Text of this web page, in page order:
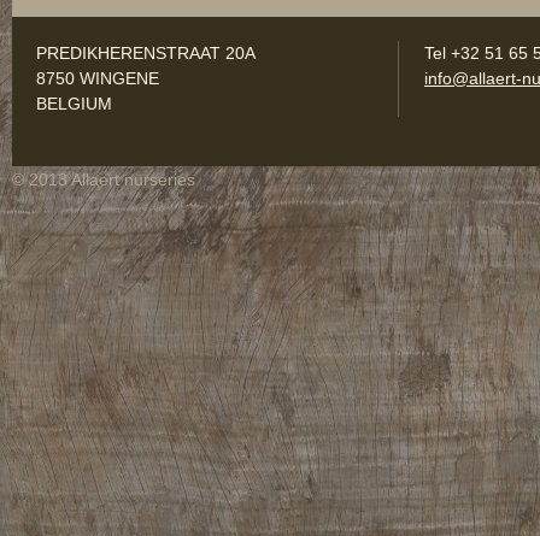
PREDIKHERENSTRAAT 20A
8750 WINGENE
BELGIUM
Tel +32 51 65
info@allaert-
© 2013 Allaert nurseries